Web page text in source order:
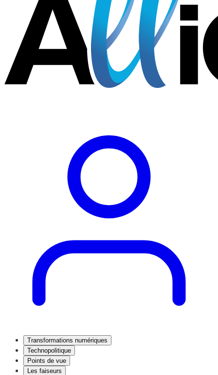
Transformations numériques
Technopolitique
Points de vue
Les faiseurs